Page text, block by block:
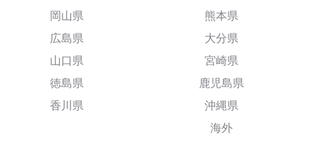
岡山県
広島県
山口県
徳島県
香川県
熊本県
大分県
宮崎県
鹿児島県
沖縄県
海外